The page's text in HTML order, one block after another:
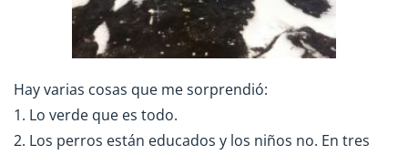
Hay varias cosas que me sorprendió:
1. Lo verde que es todo.
2. Los perros están educados y los niños no. En tres